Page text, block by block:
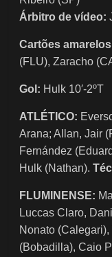
Árbitro de vídeo:
Cartões
(FLU), Zaracho
Gol: Hulk 10′-2ºT
ATLÉTICO:
Arana; Allan, Jair
Fernández
Hulk (Nathan).
FLUMINENSE:
Luccas Claro,
Nonato
(Bobadilla), Caio